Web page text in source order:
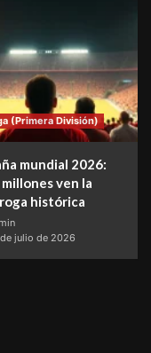
(Primera División)
mundial 2026:
millones ven la
histórica
julio de 2026